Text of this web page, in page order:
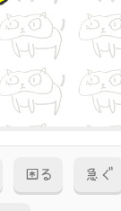
困る 急ぐ